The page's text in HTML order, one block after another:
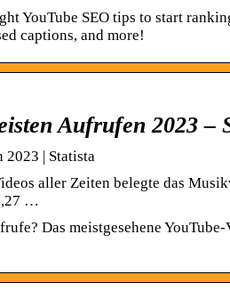
YouTube SEO tips to start
captions, and more!
Aufrufen 2023 –
| Statista
aller Zeiten belegte das
…
Das meistgesehene